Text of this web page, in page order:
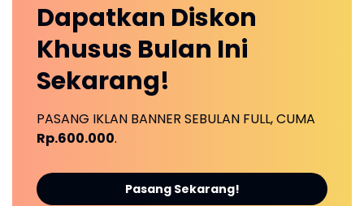
Dapatkan Diskon
Khusus Bulan Ini
Sekarang!
PASANG IKLAN BANNER SEBULAN FULL, CUMA
Rp.600.000.
Pasang Sekarang!